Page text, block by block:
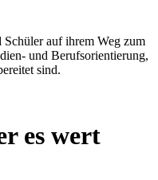
auf ihrem Weg zum
und Berufsorientierung,
sind.
es wert